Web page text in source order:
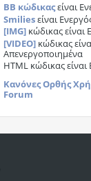
BB κώδικαςείναι
Smiliesείναι
[IMG]κώδικας είναι
[VIDEO]κώδικας
Απενεργοποιημένα
HTML κώδικας είναι
Κανόνες Ορθής
Forum